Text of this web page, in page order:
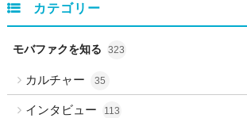
カテゴリー
モバファクを知る 323
カルチャー 35
インタビュー 113